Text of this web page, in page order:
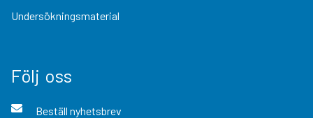
Undersökningsmaterial
Följ oss
Beställ nyhetsbrev